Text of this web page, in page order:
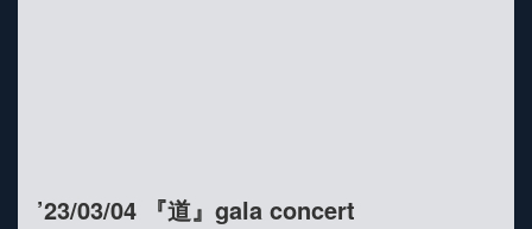
’23/03/04 『道』gala concert